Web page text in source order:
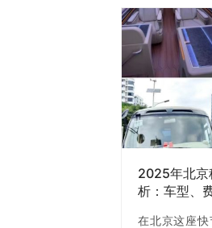
2025年北京
析：车型、
在北京这座